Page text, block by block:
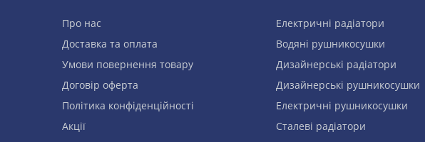
Про нас
Доставка та оплата
Умови повернення товару
Договір оферта
Політика конфіденційності
Акції
Електричні радіатори
Водяні рушникосушки
Дизайнерські радіатори
Дизайнерські рушникосушки
Електричні рушникосушки
Сталеві радіатори